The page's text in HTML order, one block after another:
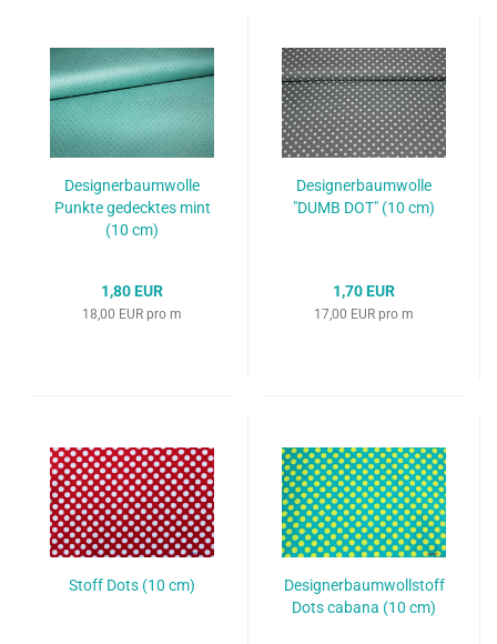
Designerbaumwolle
Punkte gedecktes mint
(10 cm)
1,80 EUR
18,00 EUR pro m
Designerbaumwolle
"DUMB DOT" (10 cm)
1,70 EUR
17,00 EUR pro m
Stoff Dots (10 cm)
Designerbaumwollstoff
Dots cabana (10 cm)